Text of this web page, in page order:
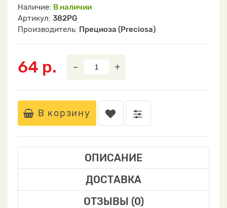
Наличие: В наличии
Артикул: 382PG
Производитель: Прециоза (Preciosa)
64 р. – +
В корзину
ОПИСАНИЕ
ДОСТАВКА
ОТЗЫВЫ (0)